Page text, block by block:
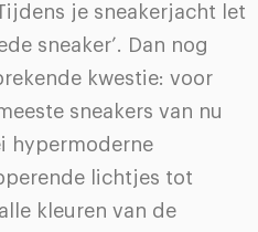
je sneakerjacht let
sneaker’. Dan nog
kwestie: voor
sneakers van nu
hypermoderne
lichtjes tot
kleuren van de